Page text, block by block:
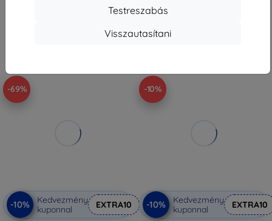
Testreszabás
Visszautasítani
-69%
-10%
Kedvezmény
kuponnal
EXTRA10
-10%
-10%
Kedvezmény
kuponnal
EXTRA10